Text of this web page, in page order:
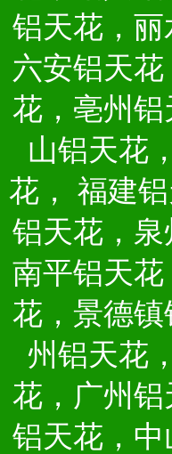
铝天花，
六安铝天
花，亳州
山铝天花
花，
福建
铝天花，
南平铝天
花，景德
州铝天花
花，广州
铝天花，